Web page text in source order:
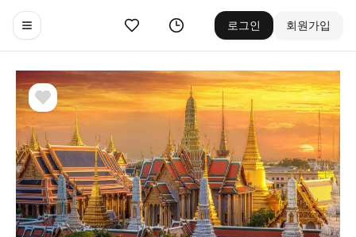
Toggle navigation menu
좋아요 기록 로그인 회원가입